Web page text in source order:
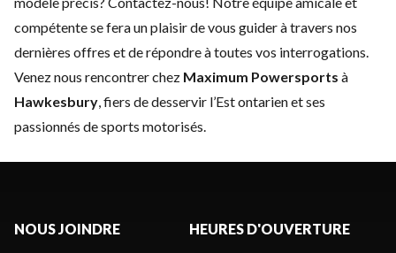
compétente se fera un plaisir de vous guider à travers nos
dernières offres et de répondre à toutes vos interrogations.
Venez nous rencontrer chez Maximum Powersports à
Hawkesbury, fiers de desservir l’Est ontarien et ses
passionnés de sports motorisés.
NOUS JOINDRE HEURES D'OUVERTURE